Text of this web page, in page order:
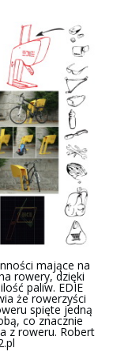
mające na
rowery, dzięki
paliw. EDIE
że rowerzyści
spięte jedną
co znacznie
z roweru. Robert